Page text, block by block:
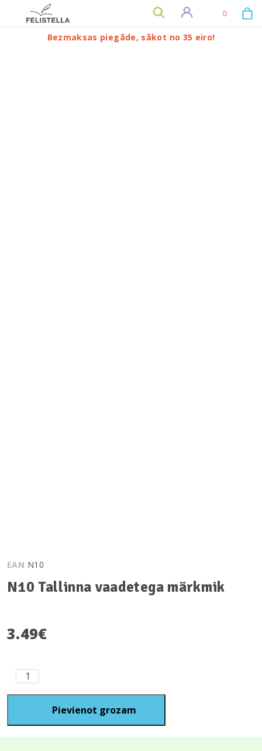
0
Bezmaksas piegāde, sākot no 35 eiro!
EAN N10
N10 Tallinna vaadetega märkmik
3.49€
N10
Tallinna
vaadetega
märkmikPievienot grozam